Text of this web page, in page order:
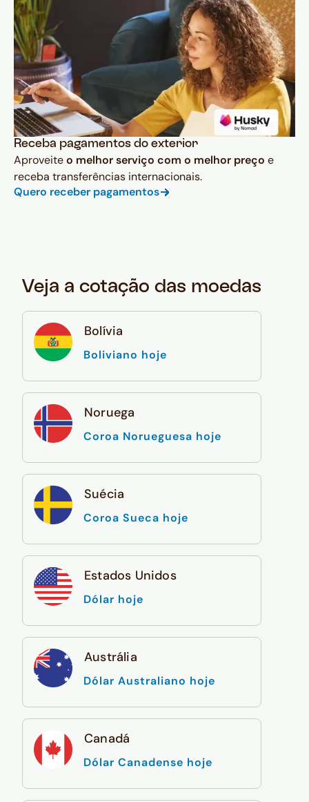
Receba pagamentos do exterior
Aproveiteo melhor serviço com o melhor preço e
receba transferências internacionais.
Quero receber pagamentos
Veja a cotação das moedas
Bolívia
Boliviano hoje
Noruega
Coroa Norueguesa hoje
Suécia
Coroa Sueca hoje
Estados Unidos
Dólar hoje
Austrália
Dólar Australiano hoje
Canadá
Dólar Canadense hoje